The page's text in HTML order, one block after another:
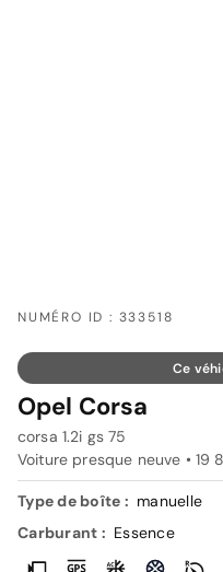
NUMÉRO ID : 333518
Ce
Opel Corsa
corsa 1.2i gs 75
Voiture presque neuve • 19
Type de boîte : manuelle
Carburant : Essence